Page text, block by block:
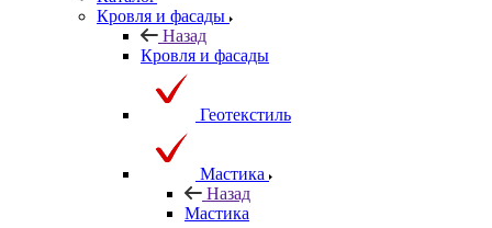
Кровля и фасады
Назад
Кровля и фасады
Геотекстиль
Мастика
Назад
Мастика